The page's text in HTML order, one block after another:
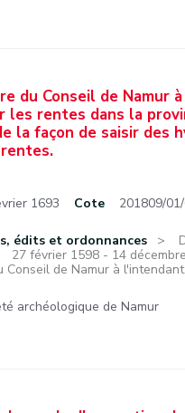
du Conseil de Namur
les rentes dans la
la façon de saisir des
1693 Cote 201809/
édits et ordonnances
27 février 1598 - 14
de Namur à
archéologique de Namur